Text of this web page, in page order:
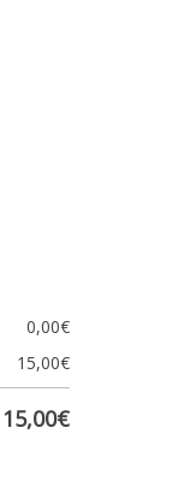
0,00€
15,00€
15,00€